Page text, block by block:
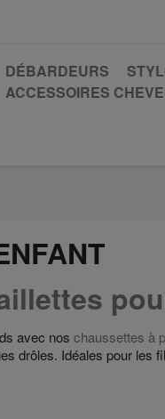
DÉBARDEURS
ACCESSOIRES
avec nos chaussettes à
drôles. Idéales pour les